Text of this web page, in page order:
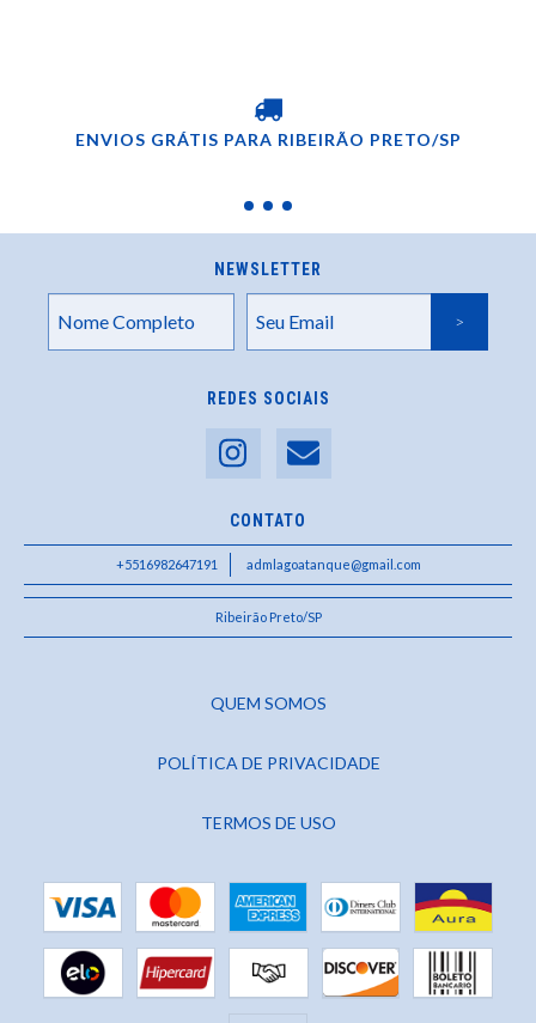
ENVIOS GRÁTIS PARA RIBEIRÃO PRETO/SP
NEWSLETTER
REDES SOCIAIS
CONTATO
+5516982647191 admlagoatanque@gmail.com
Ribeirão Preto/SP
QUEM SOMOS
POLÍTICA DE PRIVACIDADE
TERMOS DE USO